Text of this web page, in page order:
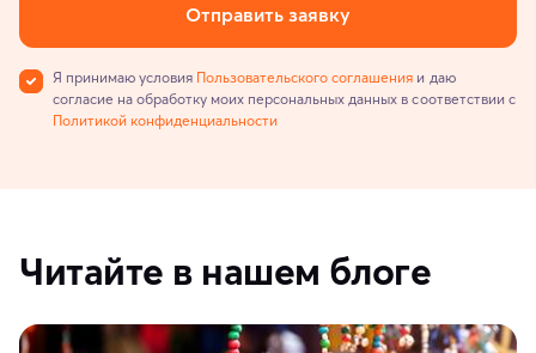
Отправить заявку
Я принимаю условия Пользовательского соглашения и даю
согласие на обработку моих персональных данных в соответствии с
Политикой конфиденциальности
Читайте в нашем блоге